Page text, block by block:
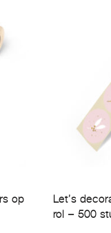
op
Let’s
rol – 500